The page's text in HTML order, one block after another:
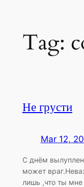
contentTag:
Не грусти
Mar 12,
С днём
может
лишь ,что ты